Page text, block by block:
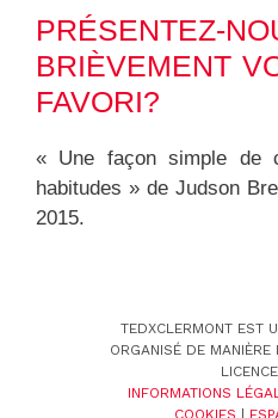
PRÉSENTEZ-
BRIÈVEMENT
FAVORI?
« Une façon simple de
habitudes » de Judson
2015.
TEDXCLERMONT EST
ORGANISÉ DE MANIÈRE
LICENCE
INFORMATIONS
COOKIES |